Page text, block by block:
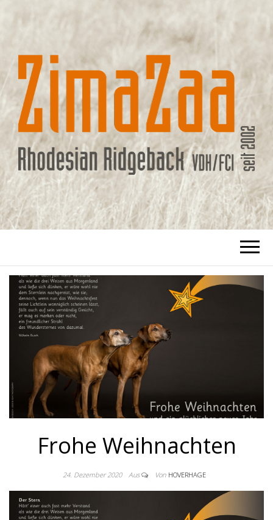
Frohe Weihnachten
24. Dezember 2020 Aus Von HOVERHAGE